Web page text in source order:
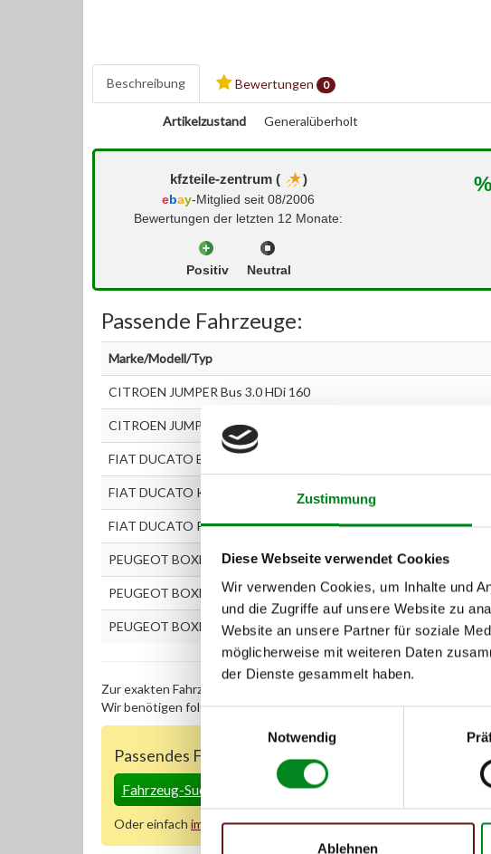
Zustimmung
Diese Webseite verwendet Cookies
Wir verwenden Cookies, um Inhalte und
und die Zugriffe auf unsere Website zu
Website an unsere Partner für soziale
möglicherweise mit weiteren Daten
der Dienste gesammelt haben.
Notwendig
Ablehnen
Beschreibung Bewertungen 0
Artikelzustand Generalüberholt
kfzteile-zentrum ( )
ebay-Mitglied seit 08/2006
Bewertungen der letzten 12 Monate:
Positiv Neutral
Passende Fahrzeuge:
Marke/Modell/Typ
CITROEN JUMPER Bus 3.0 HDi 160
CITROEN JUMPER Kasten 3.0 HDi 160
FIAT DUCATO Bus (250) 160 Multijet 3.0 D
FIAT DUCATO Kasten (250) 160 Multijet 3.0 D
FIAT DUCATO Pritsche/Fahrgestell (250) 160 Multijet 3.0 D
PEUGEOT BOXER Bus 3.0 HDi 160
PEUGEOT BOXER Kasten 3.0 HDi 160
PEUGEOT BOXER Pritsche/Fahrgestell 3.0 HDi 160
Zur exakten Fahrzeug-Identifizierung können Sie auch unseren
Wir benötigen folgende Fahrzeugdaten:Schlüsselnummerzu 2 (2.1)
Passendes Fahrzeug nicht dabei?
Fahrzeug-Suche für AT-Turbolader
Oder einfach im Chatnachfragen.